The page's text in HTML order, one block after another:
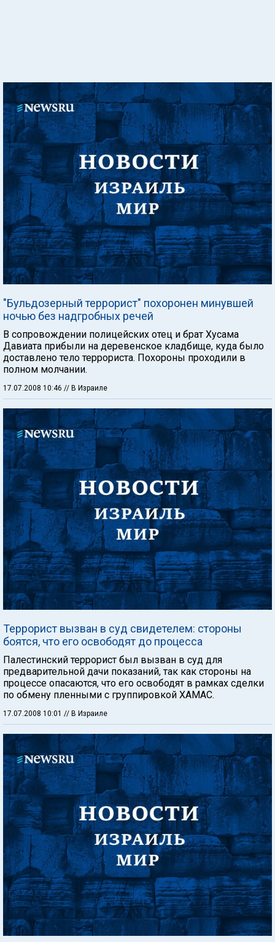
"Бульдозерный террорист" похоронен минувшей
ночью без надгробных речей
В сопровождении полицейских отец и брат Хусама
Давиата прибыли на деревенское кладбище, куда было
доставлено тело террориста. Похороны проходили в
полном молчании.
17.07.2008 10:46 // В Израиле
Террорист вызван в суд свидетелем: стороны
боятся, что его освободят до процесса
Палестинский террорист был вызван в суд для
предварительной дачи показаний, так как стороны на
процессе опасаются, что его освободят в рамках сделки
по обмену пленными с группировкой ХАМАС.
17.07.2008 10:01 // В Израиле